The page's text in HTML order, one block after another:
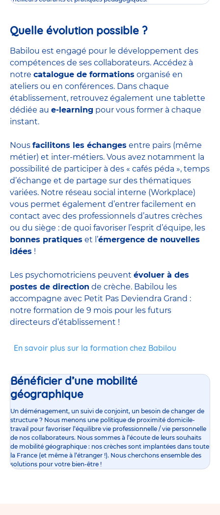
Quelle évolution possible ?
Babilou est engagé pour le développement des
compétences de ses collaborateurs. Accédez à
notre catalogue de formations organisé en
ateliers ou en conférences. Dans chaque
établissement, retrouvez également une tablette
dédiée au e-learning pour vous former à chaque
instant.
Nous facilitons les échanges entre pairs (même
métier) et inter-métiers. Vous avez notamment la
possibilité de participer à des « cafés péda », temps
d’échange et de partage sur des thématiques
variées. Notre réseau social interne (Workplace)
vous permet également d’entrer facilement en
contact avec des professionnels d’autres crèches
ou du siège : de quoi favoriser l’esprit d’équipe, les
bonnes pratiques et l’émergence de nouvelles
idées !
Les psychomotriciens peuvent évoluer à des
postes de direction de crèche. Babilou les
accompagne avec Petit Pas Deviendra Grand :
notre formation de 9 mois pour les futurs
directeurs d’établissement !
En savoir plus sur la formation chez Babilou
Bénéficier d’une mobilité
géographique
Un déménagement, un suivi de conjoint, un besoin de changer de
structure ? Nous menons une politique de proximité domicile-
travail pour favoriser l’équilibre vie professionnelle / vie personnelle
de nos collaborateurs. Nous sommes à l’écoute de leurs souhaits
de mobilité géographique : nos crèches sont implantées dans toute
la France (et même à l’étranger !). Nous cherchons ensemble des
solutions pour votre bien-être !